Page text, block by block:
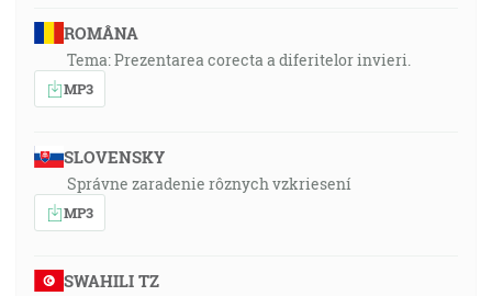
ROMÂNA
Tema: Prezentarea corecta a diferitelor invieri.
MP3
SLOVENSKY
Správne zaradenie rôznych vzkriesení
MP3
SWAHILI TZ